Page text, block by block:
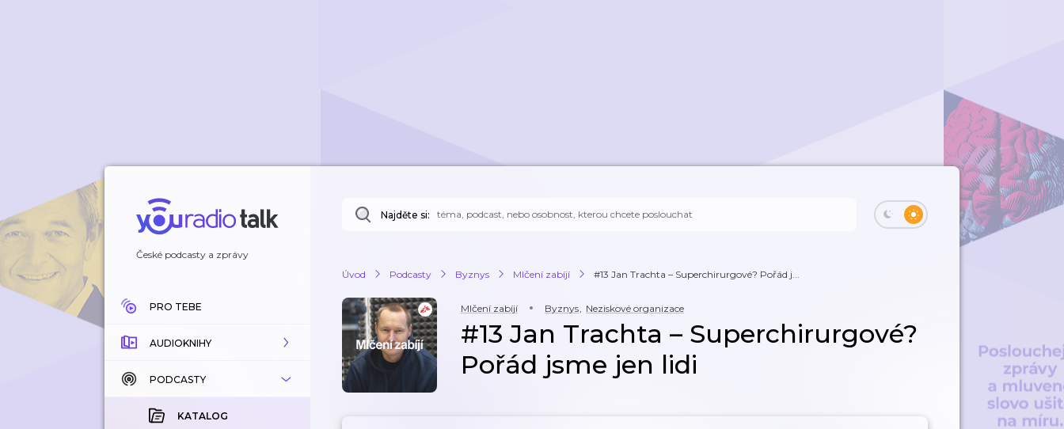
České podcasty a zprávy
PRO TEBE
AUDIOKNIHY
KATALOG
KOUPENÉ
PODCASTY
KATALOG
Najděte si:
Úvod Podcasty Byznys Mlčení zabíjí #13 Jan Trachta – Superchirurgové? Pořád j...
Mlčení zabíjí Byznys, Neziskové organizace
#13 Jan Trachta – Superchirurgové?
Pořád jsme jen lidi